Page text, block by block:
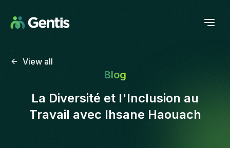
View all
Blog
La Diversité et l'Inclusion au
Travail avec Ihsane Haouach